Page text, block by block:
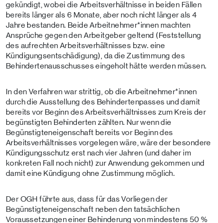
gekündigt, wobei die Arbeitsverhältnisse in beiden Fällen
bereits länger als 6 Monate, aber noch nicht länger als 4
Jahre bestanden. Beide Arbeitnehmer*innen machten
Ansprüche gegen den Arbeitgeber geltend (Feststellung
des aufrechten Arbeitsverhältnisses bzw. eine
Kündigungsentschädigung), da die Zustimmung des
Behindertenausschusses eingeholt hätte werden müssen.
In den Verfahren war strittig, ob die Arbeitnehmer*innen
durch die Ausstellung des Behindertenpasses und damit
bereits vor Beginn des Arbeitsverhältnisses zum Kreis der
begünstigten Behinderten zählten. Nur wenn die
Begünstigteneigenschaft bereits vor Beginn des
Arbeitsverhältnisses vorgelegen wäre, wäre der besondere
Kündigungsschutz erst nach vier Jahren (und daher im
konkreten Fall noch nicht) zur Anwendung gekommen und
damit eine Kündigung ohne Zustimmung möglich.
Der OGH führte aus, dass für das Vorliegen der
Begünstigteneigenschaft neben den tatsächlichen
Voraussetzungen einer Behinderung von mindestens 50 %